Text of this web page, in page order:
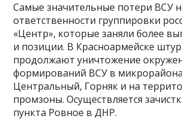
Самые значительные потери ВСУ
ответственности группировки
«Центр», которые заняли более
и позиции. В Красноармейске
продолжают уничтожение
формирований ВСУ в
Центральный, Горняк и на
промзоны. Осуществляется
пункта Ровное в ДНР.